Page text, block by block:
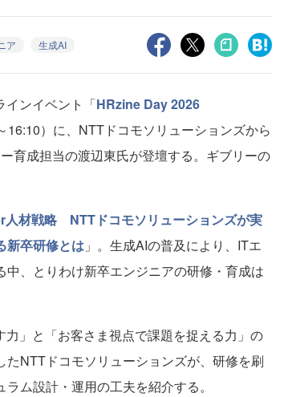
ア 生成AI
ンイベント「HRzine Day 2026
16:10）に、NTTドコモソリューションズから
育成担当の渡辺東氏が登壇する。ギブリーの
人材戦略 NTTドコモソリューションズが実
新卒研修とは 」。生成AIの普及により、ITエ
、とりわけ新卒エンジニアの研修・育成は
」と「お客さま視点で課題を捉える力」の
NTTドコモソリューションズが、研修を刷
ム設計・運用の工夫を紹介する。